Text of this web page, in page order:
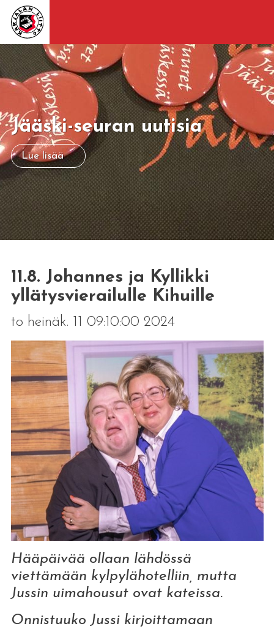
Jääski-seuran uutisia
Lue lisää
11.8. Johannes ja Kyllikki
yllätysvierailulle Kihuille
to heinäk. 11 09:10:00 2024
Hääpäivää ollaan lähdössä
viettämään kylpylähotelliin, mutta
Jussin uimahousut ovat kateissa.
Onnistuuko Jussi kirjoittamaan